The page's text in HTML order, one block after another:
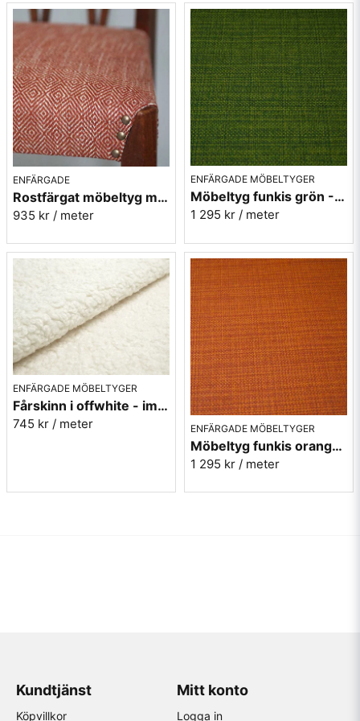
ENFÄRGADE
Rostfärgat möbeltyg med gåsögon - Magdalena nr.31
935 kr / meter
ENFÄRGADE MÖBELTYGER
Möbeltyg funkis grön - Grass - Funk nr.9719
1 295 kr / meter
ENFÄRGADE MÖBELTYGER
Fårskinn i offwhite - imitation - Gute 102
745 kr / meter ENFÄRGADE MÖBELTYGER
Möbeltyg funkis orange - Rost - Funk nr.9314
1 295 kr / meter
Kundtjänst
Köpvillkor
Mitt konto
Logga in